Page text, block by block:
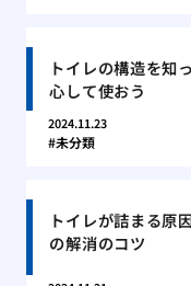
トイレの構造を知
心して使おう
2024.11.23
未分類
トイレが詰まる原
の解消のコツ